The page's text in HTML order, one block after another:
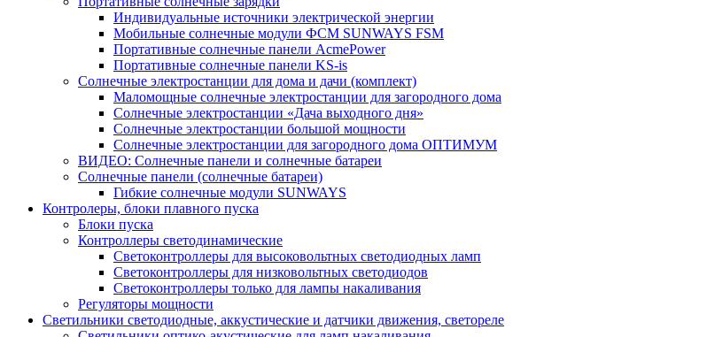
Индивидуальные источники электрической энергии
Мобильные солнечные модули ФСМ SUNWAYS FSM
Портативные солнечные панели AcmePower
Портативные солнечные панели KS-is
Солнечные электростанции для дома и дачи (комплект)
Маломощные солнечные электростанции для загородного дома
Солнечные электростанции «Дача выходного дня»
Солнечные электростанции большой мощности
Солнечные электростанции для загородного дома ОПТИМУМ
ВИДЕО: Солнечные панели и солнечные батареи
Солнечные панели (солнечные батареи)
Гибкие солнечные модули SUNWAYS
Контролеры, блоки плавного пуска
Блоки пуска
Контроллеры светодинамические
Светоконтроллеры для высоковольтных светодиодных ламп
Светоконтроллеры для низковольтных светодиодов
Светоконтроллеры только для лампы накаливания
Регуляторы мощности
Светильники светодиодные, аккустические и датчики движения, светореле